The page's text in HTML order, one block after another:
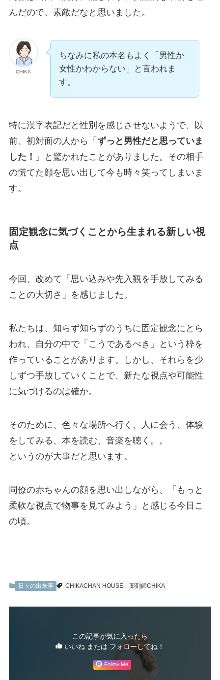
んだので、素敵だなと思いました。
CHIKA
ちなみに私の本名もよく「男性か
女性かわからない」と言われま
す。
特に漢字表記だと性別を感じさせないようで、以
前、初対面の人から「 ずっと男性だと思っていま
した！
」と驚かれたことがありました。その相手
の慌てた顔を思い出して今も時々笑ってしまいま
す。
固定観念に気づくことから生まれる新しい視
点
今回、改めて「思い込みや先入観を手放してみる
ことの大切さ」を感じました。
私たちは、知らず知らずのうちに固定観念にとら
われ、自分の中で「こうであるべき」という枠を
作っていることがあります。しかし、それらを少
しずつ手放していくことで、新たな視点や可能性
に気づけるのは確か。
そのために、色々な場所へ行く、人に会う、体験
をしてみる、本を読む、音楽を聴く。。
というのが大事だと思います。
同僚の赤ちゃんの顔を思い出しながら、「もっと
柔軟な視点で物事を見てみよう」と感じる今日こ
の頃。
日々の出来事 CHIKACHAN HOUSE 薬剤師CHIKA
この記事が気に入ったら
いいね または フォローしてね！
Follow Me